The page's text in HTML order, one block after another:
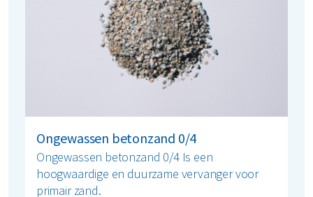
Ongewassen betonzand 0/4
Ongewassen betonzand 0/4 Is een
hoogwaardige en duurzame vervanger voor
primair zand.